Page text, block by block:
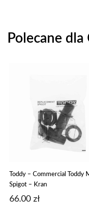
Polecane dla
Toddy – Commercial Toddy
Spigot – Kran
66.00zł